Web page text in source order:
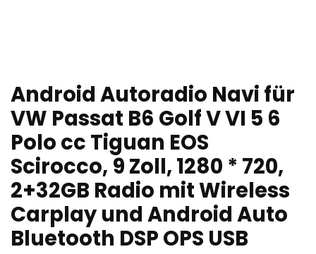
Android Autoradio Navi für
VW Passat B6 Golf V VI 5 6
Polo cc Tiguan EOS
Scirocco, 9 Zoll, 1280 * 720,
2+32GB Radio mit Wireless
Carplay und Android Auto
Bluetooth DSP OPS USB